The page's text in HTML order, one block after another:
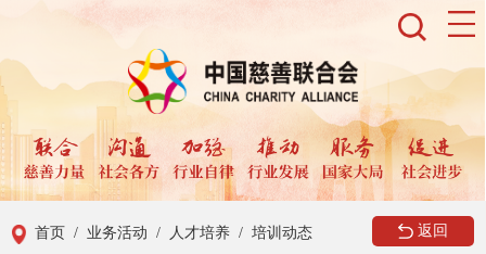
首页 / 业务活动 / 人才培养 / 培训动态 返回